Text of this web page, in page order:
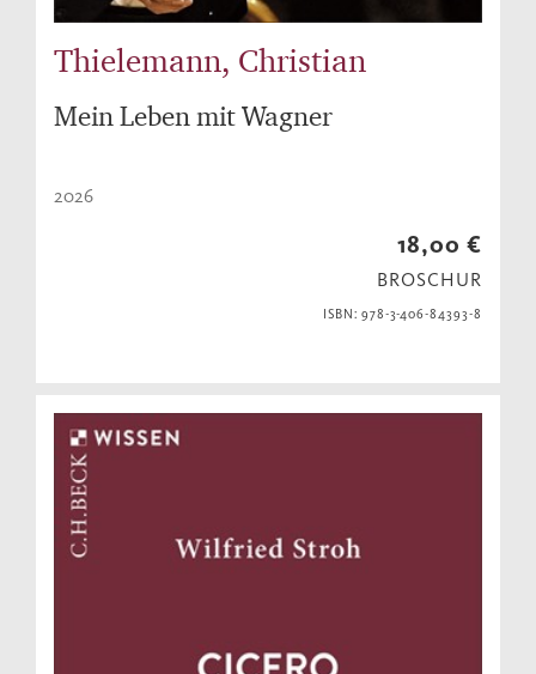
Thielemann, Christian
Mein Leben mit Wagner
2026
18,00 €
BROSCHUR
ISBN: 978-3-406-84393-8